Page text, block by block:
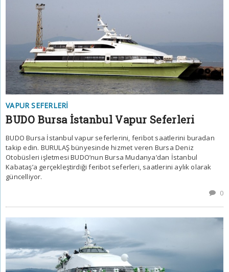
VAPUR SEFERLERI
BUDO Bursa İstanbul Vapur Seferleri
BUDO Bursa İstanbul vapur seferlerini, feribot saatlerini buradan
takip edin. BURULAŞ bünyesinde hizmet veren Bursa Deniz
Otobüsleri işletmesi BUDO’nun Bursa Mudanya’dan İstanbul
Kabataş’a gerçekleştirdiği feribot seferleri, saatlerini aylık olarak
güncelliyor.
0